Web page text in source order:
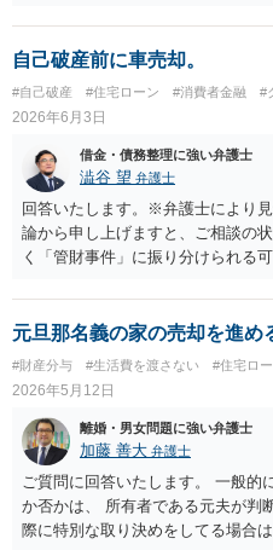
ることになり、元奥様やお子さん
ます（競落人や譲渡を受けた第三
住を継続することができる可能性
れは元奥様がこの建物の所有者で
なお、元奥様との関係は悪くなる
元奥様の生活はご自身で立ててい
後の養育費の増額請求等を受ける
で可能な範囲で養育費を支払うこ
う努力されるしか無いと思いま
債権者との対応は行います。その
てもらえると思いますが、あくま
続の期間中だけになります。また
が就任して任意売却の手続を進め
退きの話は破産管財人と元奥様の
す。
2025年7月31日、ただし対象不動
を上限に延長することがあるとさ
７月３１日でしたが、令和７年6
和８年７月３１日になっておりま
と、分配金の支払いも停止してお
と思われます。 また、内容証明郵
とのことですが、残念ながら、現
は、任意の請求や解除通知に対し
りません。実際、弁護士名で送付
ないケースが少なくありません。
ールのみで返還を受けることは難
的に交渉のテーブルにも乗らない
んなで大家さん43号」については
来の時期になると思われますので
がら、期間満了による償還請求訴
とが考えられます。もっとも、現
の間で裁判上の和解が成立した案
割金の支払いが遅延しているとの
がって、訴訟を提起したとしても
せん。 しかしながら、 ①会社か
いない ③資金繰り上のご事情があ
状を踏まえますと、何もせずに待
自己破産前に車売却。
#自己破産 #住宅ローン #消費者金融 #
2026年6月3日
借金・債務整理に強い弁護士
澁谷 望 弁護士
回答いたします。※弁護士により
論から申し上げますと、ご相談の
く「管財事件」に振り分けられる
るように半年前に車を売却して手
生活費として適切に使われたか、
いないかなど）について、裁判所
れやすいためです。また、残債務
ます。 任意売却については、売却
ありますので、もし弁護士に依頼
さって方針決定なさるのがよいかと
元旦那名義の家の売却を進め
#財産分与 #生活費を渡さない #住宅ロ
2026年5月12日
離婚・男女問題に強い弁護士
加藤 善大 弁護士
ご質問に回答いたします。 一般的
か否かは、 所有者である元夫が判
際に特別な取り決めをしてる場合